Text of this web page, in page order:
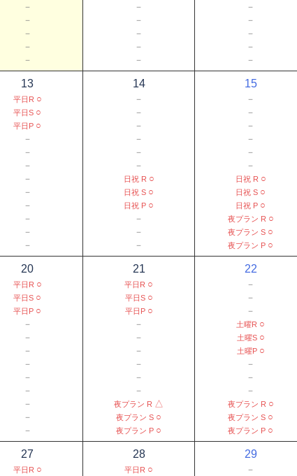
－
－
－
－
－
－
－
－
－
－
－
－
－
－
－
13
平日R ○
平日S ○
平日P ○
－
－
－
－
－
－
－
－
－
14
－
－
－
－
－
－
日祝 R ○
日祝 S ○
日祝 P ○
－
－
－
15
－
－
－
－
－
－
日祝 R ○
日祝 S ○
日祝 P ○
夜プラン R ○
夜プラン S ○
夜プラン P ○
20
平日R ○
平日S ○
平日P ○
－
－
－
－
－
－
－
－
－
21
平日R ○
平日S ○
平日P ○
－
－
－
－
－
－
夜プラン R △
夜プラン S ○
夜プラン P ○
22
－
－
－
土曜R ○
土曜S ○
土曜P ○
－
－
－
夜プラン R ○
夜プラン S ○
夜プラン P ○
27
平日R ○
28
平日R ○
29
－